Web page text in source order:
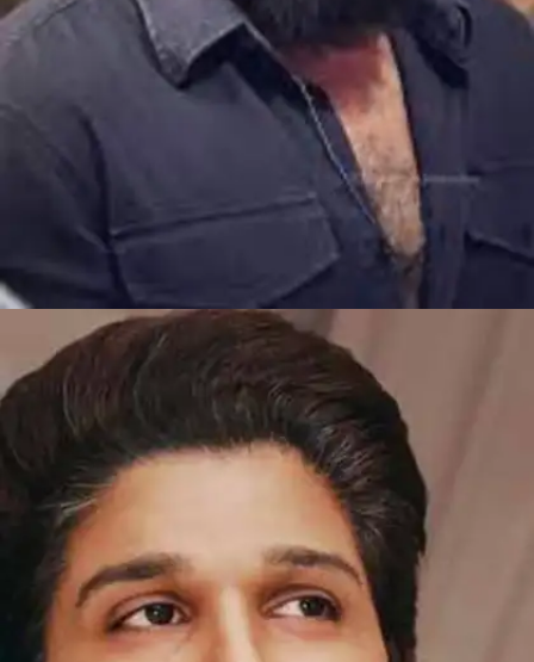
​​बतौर चाइल्ड आर्टिस्ट​​
अल्लू अर्जुन ने 1985 में फिल्म 'विजेता' में बतौर चाइल्ड
आर्टिस्ट काम किया था